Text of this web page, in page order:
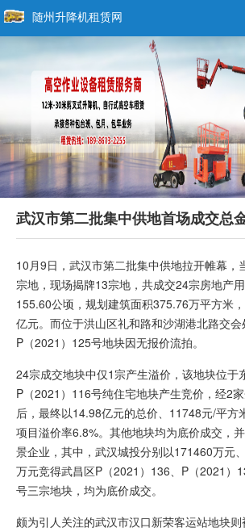
随州升降机租赁网
武汉市第二批集中供地首场成交总
10月9日，武汉市第二批集中供地拉开帷幕，
宗地，现场揭牌13宗地，共成交24宗房地产
155.60公顷，规划建筑面积375.76万平方米
亿元。而位于洪山区礼和路和沙湖港北路交会
P（2021）125号地块因无报价流拍。
24宗成交地块中仅1宗产生溢价，该地块位于
P（2021）116号纯住宅地块产生竞价，经2
后，最终以14.98亿元的总价、11748元/平方
项目溢价率6.8%。其他地块均为底价成交，
景企业，其中，武汉城投分别以171460万元
万元竞得武昌区P（2021）136、P（2021）
号三宗地块，均为底价成交。
颇为引人关注的武汉市汉口新荣客运站地块